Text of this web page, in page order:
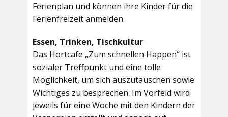
Ferienplan und können ihre Kinder für die
Ferienfreizeit anmelden.
Essen, Trinken, Tischkultur
Das Hortcafe „Zum schnellen Happen“ ist
sozialer Treffpunkt und eine tolle
Möglichkeit, um sich auszutauschen sowie
Wichtiges zu besprechen. Im Vorfeld wird
jeweils für eine Woche mit den Kindern der